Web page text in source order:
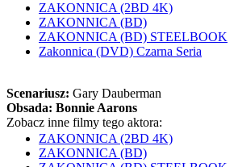
ZAKONNICA (2BD 4K)
ZAKONNICA (BD)
ZAKONNICA (BD) STEELBOOK
Zakonnica (DVD) Czarna Seria
Scenariusz: Gary Dauberman
Obsada: Bonnie Aarons
Zobacz inne filmy tego aktora:
ZAKONNICA (2BD 4K)
ZAKONNICA (BD)